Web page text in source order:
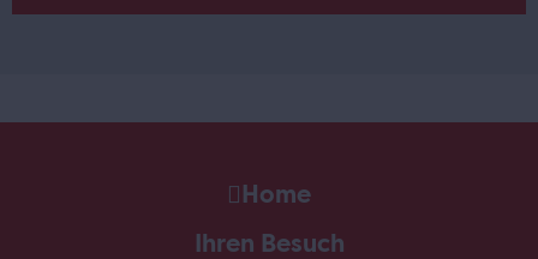
Home
Ihren Besuch